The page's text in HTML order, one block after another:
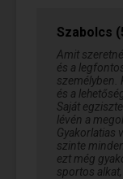
Szabolcs
Amit
és a
személyben.
és a
Saját
lévén a
Gyakorlatias
szinte
ezt még
sportos